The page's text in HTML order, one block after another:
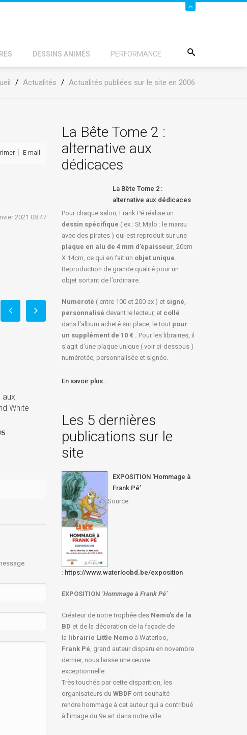
DESSINS ANIMÉS PERFORMANCE
/ Actualités / Actualités publiées sur le site en 2006
E-mail
2021 08:47
aux
White
3° Quinzaine de la BD de
Bruxelles
juin 22, 2025
DansProgrammes festivals
La Bête Tome 2 :
alternative aux
dédicaces
La Bête Tome 2 :
alternative aux dédicaces
Pour chaque salon, Frank Pé réalise un
dessin spécifique ( ex : St Malo : le marsu
avec des pirates ) qui est reproduit sur une
plaque en alu de 4 mm d’épaisseur, 20cm
X 14cm, ce qui en fait un objet unique.
Reproduction de grande qualité pour un
objet sortant de l’ordinaire.
Numéroté ( entre 100 et 200 ex ) et signé,
personnalisé devant le lecteur, et collé
dans l'album acheté sur place, le tout pour
un supplément de 10 € . Pour les librairies, il
s’agit d’une plaque unique ( voir ci-dessous )
numérotée, personnalisée et signée.
En savoir plus...
Les 5 dernières
publications sur le
site
EXPOSITION ‘Hommage à
Frank Pé’
Source
: https://www.waterloobd.be/exposition
EXPOSITION ‘Hommage à Frank Pé’
Créateur de notre trophée des Nemo’s de la
BD et de la décoration de la façade de
la librairie Little Nemoà Waterloo,
Frank Pé, grand auteur disparu en novembre
dernier, nous laisse une œuvre
exceptionnelle.
Très touchés par cette disparition, les
organisateurs du WBDF ont souhaité
rendre hommage à cet auteur qui a contribué
à l’image du 9e art dans notre ville.